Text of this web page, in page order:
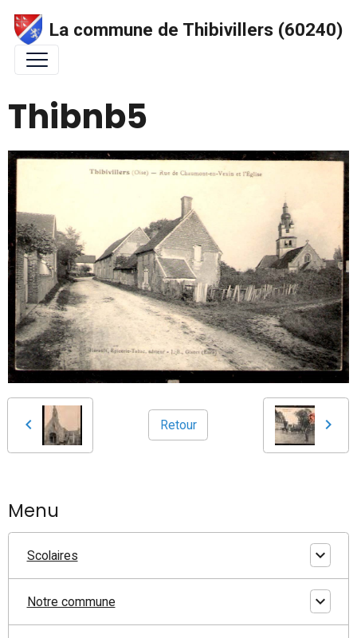
La commune de Thibivillers (60240)
Thibnb5
Retour
Menu
Scolaires
Notre commune